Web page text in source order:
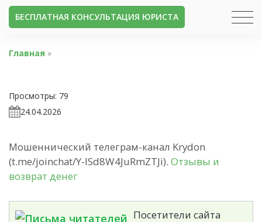
БЕСПЛАТНАЯ КОНСУЛЬТАЦИЯ ЮРИСТА
Главная »
Просмотры: 79
24.04.2026
Мошеннический телеграм-канал Krydon
(t.me/joinchat/Y-ISd8W4JuRmZTJi). Отзывы и
возврат денег
Посетители сайта